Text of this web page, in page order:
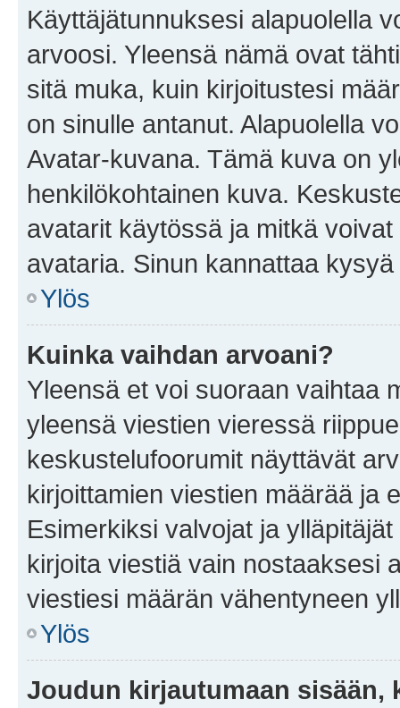
Käyttäjätunnuksesi alapuolella
arvoosi. Yleensä nämä ovat
sitä muka, kuin kirjoitustesi
on sinulle antanut. Alapuolella
Avatar-kuvana. Tämä kuva on
henkilökohtainen kuva.
avatarit käytössä ja mitkä
avataria. Sinun kannattaa
Ylös
Kuinka vaihdan arvoani?
Yleensä et voi suoraan vaihtaa
yleensä viestien vieressä
keskustelufoorumit näyttävät
kirjoittamien viestien määrää ja
Esimerkiksi valvojat ja
kirjoita viestiä vain nostaaksesi
viestiesi määrän vähentyneen
Ylös
Joudun kirjautumaan sisään,